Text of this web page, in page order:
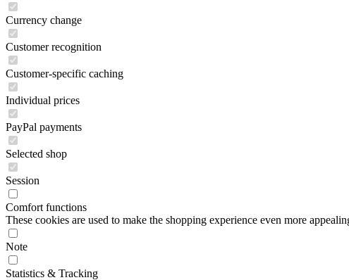
Currency change
Customer recognition
Customer-specific caching
Individual prices
PayPal payments
Selected shop
Session
Comfort functions
These cookies are used to make the shopping experience even more
Note
Statistics & Tracking